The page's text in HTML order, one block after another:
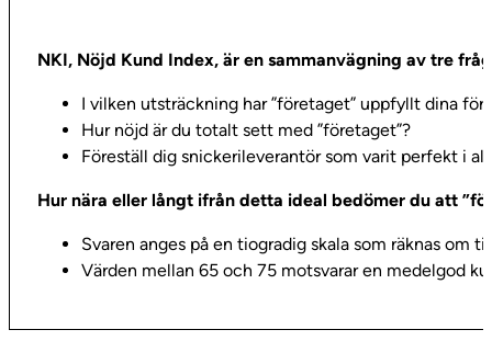
NKI, Nöjd Kund Index, är en sammanvägning av tre
I vilken utsträckning har ”företaget” uppfyllt dina
Hur nöjd är du totalt sett med ”företaget”?
Föreställ dig snickerileverantör som varit perfekt i
Hur nära eller långt ifrån detta ideal bedömer du att
Svaren anges på en tiogradig skala som räknas om
Värden mellan 65 och 75 motsvarar en medelgod